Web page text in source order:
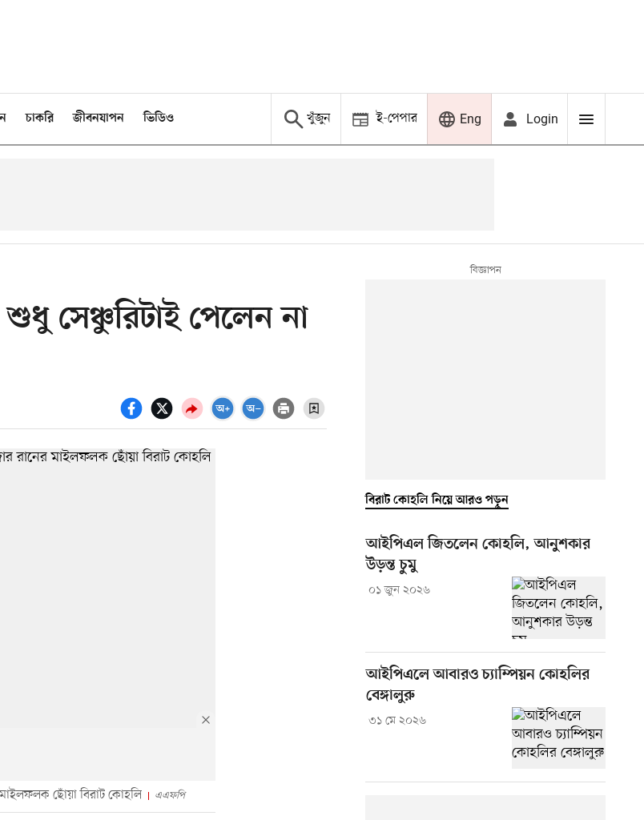
চাকরি জীবনযাপন ভিডিও খুঁজুন ই-পেপার Eng Login
সেঞ্চুরিটাই পেলেন না
ছোঁয়া বিরাট কোহলি এএফপি
বিরাট কোহলি নিয়ে আরও পড়ুন
আইপিএল জিতলেন কোহলি, আনুশকার
উড়ন্ত চুমু
০১ জুন ২০২৬
আইপিএলে আবারও চ্যাম্পিয়ন কোহলির
বেঙ্গালুরু
৩১ মে ২০২৬